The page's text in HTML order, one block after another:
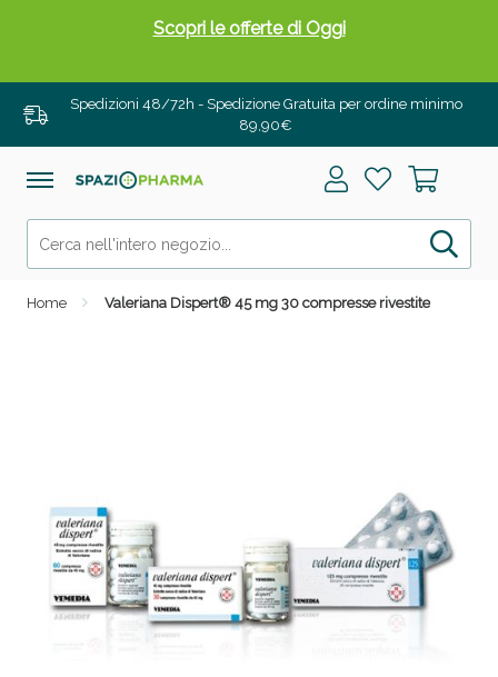
Spedizioni 48/72h - Spedizione Gratuita per ordine minimo
89,90€
Home Valeriana Dispert® 45 mg 30 compresse rivestite
Scopri le offerte di Oggi